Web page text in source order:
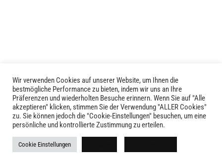
gewählt
werden
LIVID © 2024
Kontakt
Versandkosten
Wir verwenden Cookies auf unserer Website, um Ihnen die
bestmögliche Performance zu bieten, indem wir uns an Ihre
Präferenzen und wiederholten Besuche erinnern. Wenn Sie auf "Alle
akzeptieren" klicken, stimmen Sie der Verwendung "ALLER Cookies"
zu. Sie können jedoch die "Cookie-Einstellungen" besuchen, um eine
persönliche und kontrollierte Zustimmung zu erteilen.
Cookie Einstellungen